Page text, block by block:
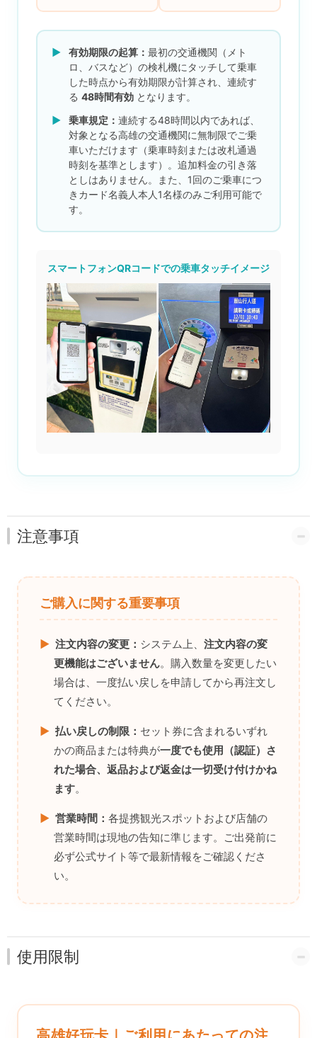
▶ 有効期限の起算： 最初の交通機関（メト
ロ、バスなど）の検札機にタッチして乗車
した時点から有効期限が計算され、連続す
る 48時間有効となります。
▶
乗車規定： 連続する48時間以内であれば、
対象となる高雄の交通機関に無制限でご乗
車いただけます（乗車時刻または改札通過
時刻を基準とします）。追加料金の引き落
としはありません。また、1回のご乗車につ
きカード名義人本人1名様のみご利用可能で
す。
スマートフォンQRコードでの乗車タッチイメージ
注意事項
ご購入に関する重要事項
▶ 注文内容の変更： システム上、 注文内容の変
更機能はございません。購入数量を変更したい
場合は、一度払い戻しを申請してから再注文し
てください。
▶ 払い戻しの制限： セット券に含まれるいずれ
かの商品または特典が一度でも使用（認証）さ
れた場合、返品および返金は一切受け付けかね
ます。
▶ 営業時間： 各提携観光スポットおよび店舗の
営業時間は現地の告知に準じます。ご出発前に
必ず公式サイト等で最新情報をご確認くださ
い。
使用限制